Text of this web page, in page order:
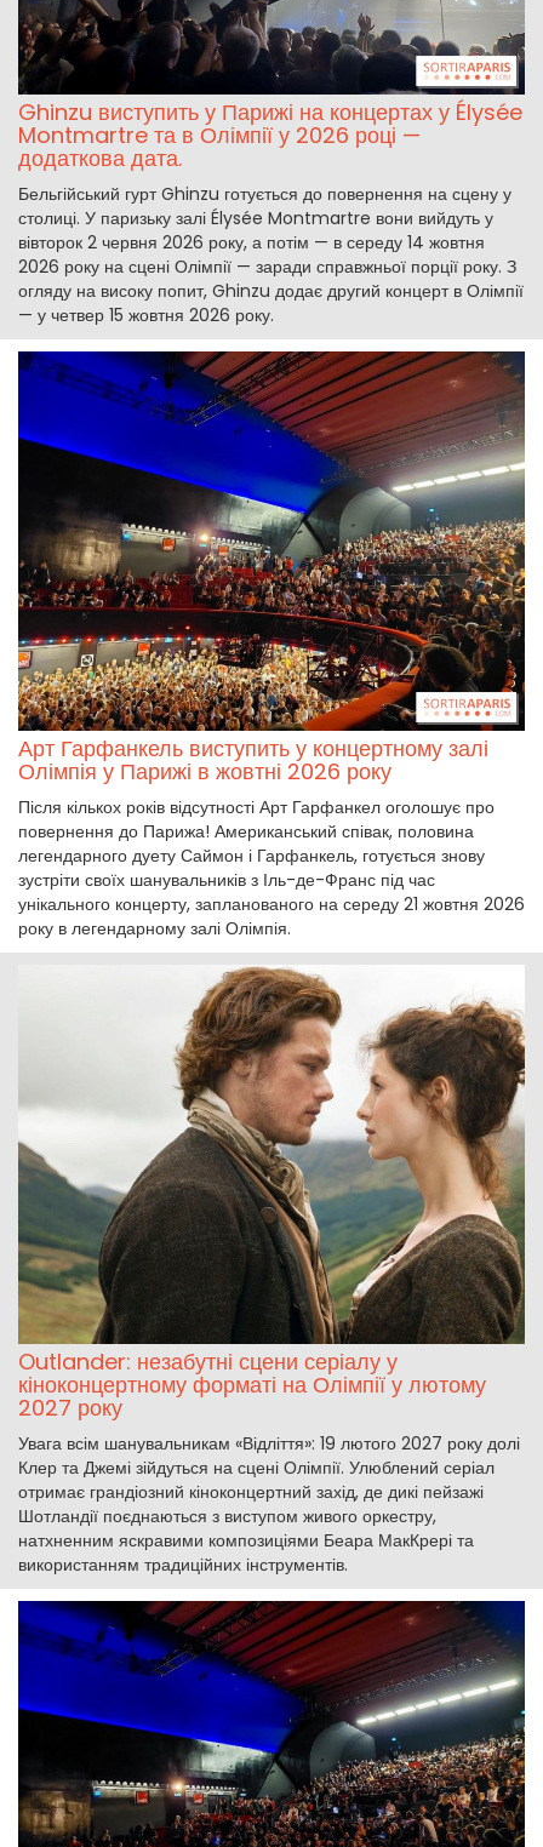
Ghinzu виступить у Парижі на концертах у Élysée
Montmartre та в Олімпії у 2026 році —
додаткова дата.
Бельгійський гурт Ghinzu готується до повернення на сцену у
столиці. У паризьку залі Élysée Montmartre вони вийдуть у
вівторок 2 червня 2026 року, а потім — в середу 14 жовтня
2026 року на сцені Олімпії — заради справжньої порції року. З
огляду на високу попит, Ghinzu додає другий концерт в Олімпії
— у четвер 15 жовтня 2026 року.
Арт Гарфанкель виступить у концертному залі
Олімпія у Парижі в жовтні 2026 року
Після кількох років відсутності Арт Гарфанкел оголошує про
повернення до Парижа! Американський співак, половина
легендарного дуету Саймон і Гарфанкель, готується знову
зустріти своїх шанувальників з Іль-де-Франс під час
унікального концерту, запланованого на середу 21 жовтня 2026
року в легендарному залі Олімпія.
Outlander: незабутні сцени серіалу у
кіноконцертному форматі на Олімпії у лютому
2027 року
Увага всім шанувальникам «Відліття»: 19 лютого 2027 року долі
Клер та Джемі зійдуться на сцені Олімпії. Улюблений серіал
отримає грандіозний кіноконцертний захід, де дикі пейзажі
Шотландії поєднаються з виступом живого оркестру,
натхненним яскравими композиціями Беара МакКрері та
використанням традиційних інструментів.